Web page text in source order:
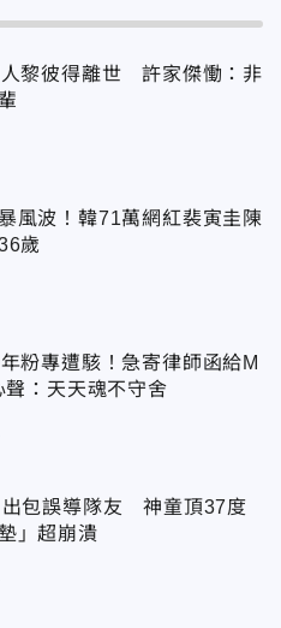
黎彼得離世 許家傑慟：非
風波！韓71萬網紅裴寅圭陳
歲
粉專遭駭！急寄律師函給M
：天天魂不守舍
出包誤導隊友 神童頂37度
」超崩潰